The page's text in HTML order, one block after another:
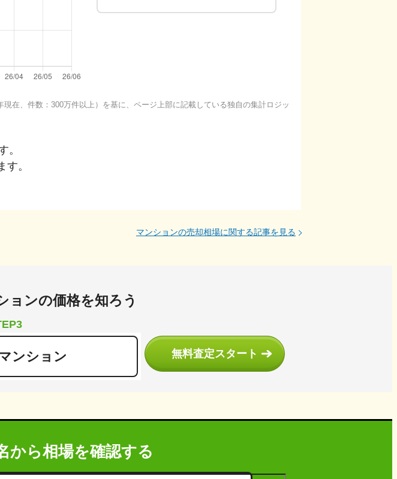
在、件数：300万件以上）を基に、ページ上部に記載している独自の集計ロジッ
。
す。
マンションの売却相場に関する記事を見る
ョンの価格を知ろう
無料査定スタート
から相場を確認する